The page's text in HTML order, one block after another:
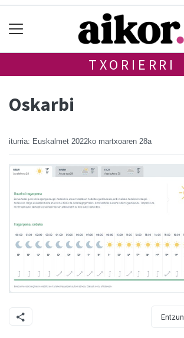
TXORIERRI
Oskarbi
iturria: Euskalmet 2022ko martxoaren 28a
Entzun